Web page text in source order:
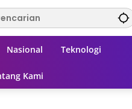
Nasional Teknologi
Kami